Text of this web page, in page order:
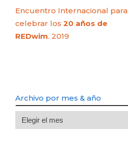
Encuentro Internacional para
celebrar los20 años de
REDwim. 2019
Archivo por mes & año
Archivo
por